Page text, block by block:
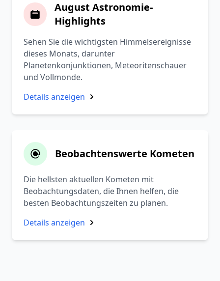
August Astronomie-
Highlights
Sehen Sie die wichtigsten Himmelsereignisse
dieses Monats, darunter
Planetenkonjunktionen, Meteoritenschauer
und Vollmonde.
Details anzeigen
Beobachtenswerte Kometen
Die hellsten aktuellen Kometen mit
Beobachtungsdaten, die Ihnen helfen, die
besten Beobachtungszeiten zu planen.
Details anzeigen